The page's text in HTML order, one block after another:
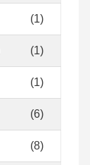
(1)
(1)
(1)
(6)
(8)